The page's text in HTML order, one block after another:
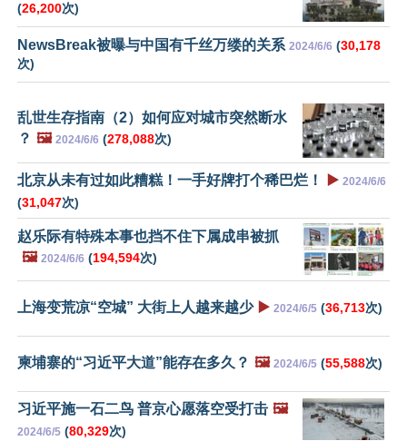
(26,200次)
NewsBreak被曝与中国有千丝万缕的关系 2024/6/6 (30,178
次)
乱世生存指南（2）如何应对城市突然断水
？ 🖼️ 2024/6/6 (278,088次)
北京从未有过如此糟糕！一手好牌打个稀巴烂！ ▶️ 2024/6/6
(31,047次)
赵乐际有特殊本事也挡不住下属成串被抓
🖼️ 2024/6/6 (194,594次)
上海变荒凉“空城” 大街上人越来越少 ▶️ 2024/6/5 (36,713次)
柬埔寨的“习近平大道”能存在多久？ 🖼️ 2024/6/5 (55,588次)
习近平施一石二鸟 普京心愿落空受打击 🖼️
2024/6/5 (80,329次)